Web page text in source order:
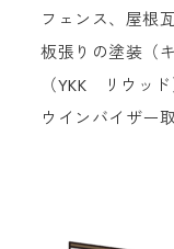
フェンス、屋根
板張りの塗装（
（YKK リウッ
ウインバイザー